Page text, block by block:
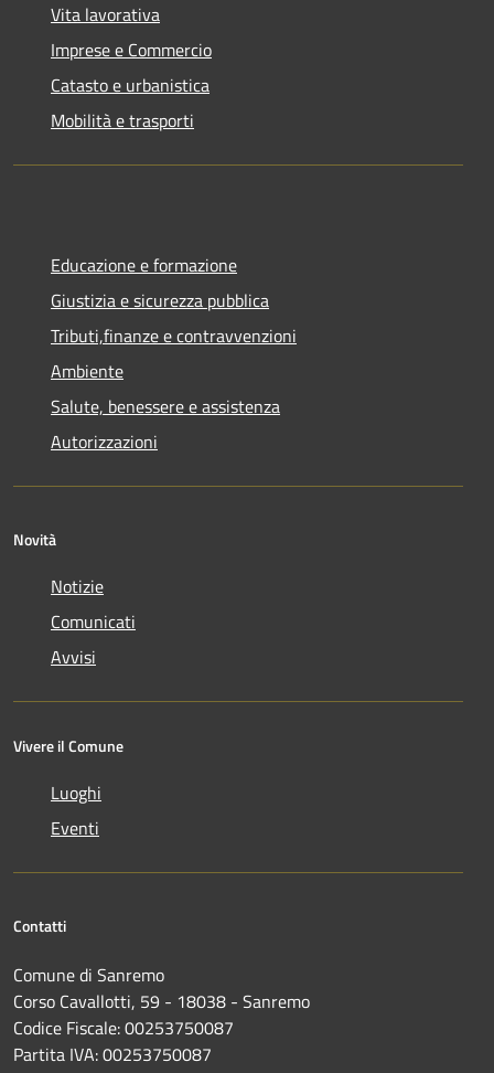
Vita lavorativa
Imprese e Commercio
Catasto e urbanistica
Mobilità e trasporti
Educazione e formazione
Giustizia e sicurezza pubblica
Tributi,finanze e contravvenzioni
Ambiente
Salute, benessere e assistenza
Autorizzazioni
Novità
Notizie
Comunicati
Avvisi
Vivere il Comune
Luoghi
Eventi
Contatti
Comune di Sanremo
Corso Cavallotti, 59 - 18038 - Sanremo
Codice Fiscale: 00253750087
Partita IVA: 00253750087